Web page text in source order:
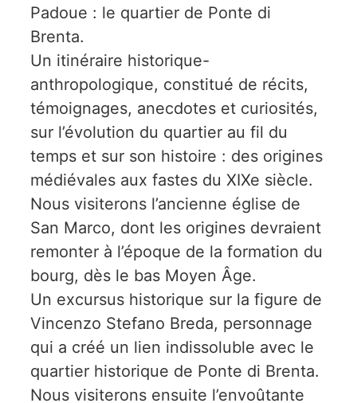
Padoue : le quartier de Ponte di
Brenta.
Un itinéraire historique-
anthropologique, constitué de récits,
témoignages, anecdotes et curiosités,
sur l’évolution du quartier au fil du
temps et sur son histoire : des origines
médiévales aux fastes du XIXe siècle.
Nous visiterons l’ancienne église de
San Marco, dont les origines devraient
remonter à l’époque de la formation du
bourg, dès le bas Moyen Âge.
Un excursus historique sur la figure de
Vincenzo Stefano Breda, personnage
qui a créé un lien indissoluble avec le
quartier historique de Ponte di Brenta.
Nous visiterons ensuite l’envoûtante